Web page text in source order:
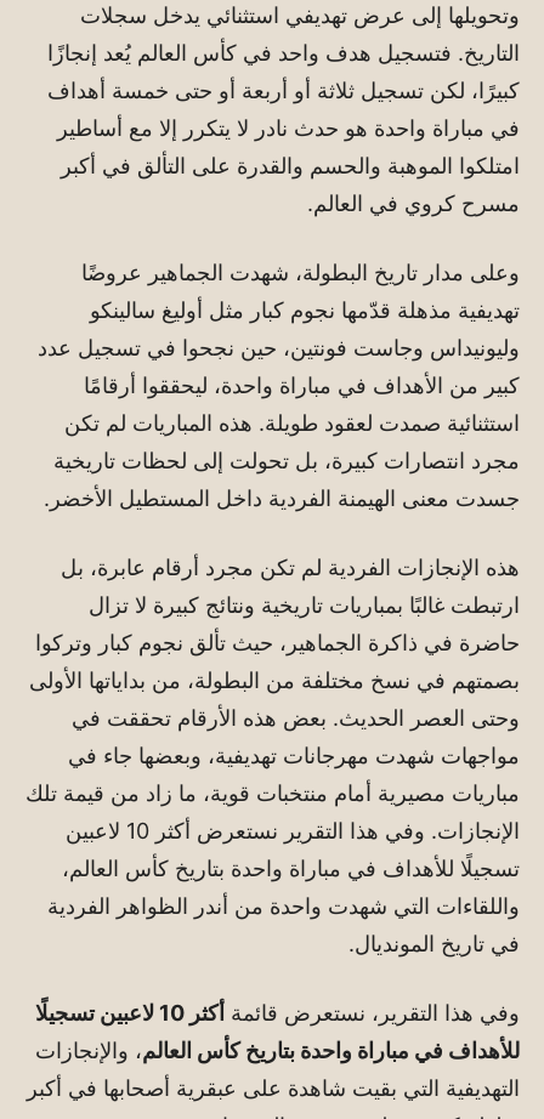
وتحويلها إلى عرض تهديفي استثنائي يدخل سجلات
التاريخ. فتسجيل هدف واحد في كأس العالم يُعد إنجازًا
كبيرًا، لكن تسجيل ثلاثة أو أربعة أو حتى خمسة أهداف
في مباراة واحدة هو حدث نادر لا يتكرر إلا مع أساطير
امتلكوا الموهبة والحسم والقدرة على التألق في أكبر
مسرح كروي في العالم.
وعلى مدار تاريخ البطولة، شهدت الجماهير عروضًا
تهديفية مذهلة قدّمها نجوم كبار مثل أوليغ سالينكو
وليونيداس وجاست فونتين، حين نجحوا في تسجيل عدد
كبير من الأهداف في مباراة واحدة، ليحققوا أرقامًا
استثنائية صمدت لعقود طويلة. هذه المباريات لم تكن
مجرد انتصارات كبيرة، بل تحولت إلى لحظات تاريخية
جسدت معنى الهيمنة الفردية داخل المستطيل الأخضر.
هذه الإنجازات الفردية لم تكن مجرد أرقام عابرة، بل
ارتبطت غالبًا بمباريات تاريخية ونتائج كبيرة لا تزال
حاضرة في ذاكرة الجماهير، حيث تألق نجوم كبار وتركوا
بصمتهم في نسخ مختلفة من البطولة، من بداياتها الأولى
وحتى العصر الحديث. بعض هذه الأرقام تحققت في
مواجهات شهدت مهرجانات تهديفية، وبعضها جاء في
مباريات مصيرية أمام منتخبات قوية، ما زاد من قيمة تلك
الإنجازات. وفي هذا التقرير نستعرض أكثر 10 لاعبين
تسجيلًا للأهداف في مباراة واحدة بتاريخ كأس العالم،
واللقاءات التي شهدت واحدة من أندر الظواهر الفردية
في تاريخ المونديال.
وفي هذا التقرير، نستعرض قائمة
أكثر 10 لاعبين تسجيلًا
للأهداف في مباراة واحدة بتاريخ كأس العالم، والإنجازات
التهديفية التي بقيت شاهدة على عبقرية أصحابها في أكبر